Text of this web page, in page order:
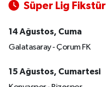
Süper Lig Fikstür
14 Ağustos, Cuma
Galatasaray - Çorum FK
15 Ağustos, Cumartesi